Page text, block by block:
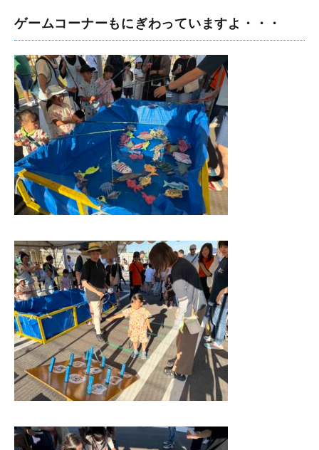
ゲームコーナーもにぎわっていますよ・・・